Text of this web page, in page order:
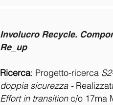
Involucro Recycle.
Re_up
Ricerca: Progetto-ricerca
doppia sicurezza -
Effort in transitionc/o 17ma